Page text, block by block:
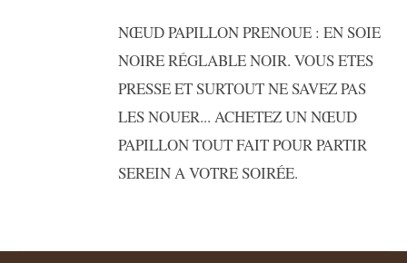
NŒUD PAPILLON PRENOUE : EN SOIE
NOIRE RÉGLABLE NOIR. VOUS ETES
PRESSE ET SURTOUT NE SAVEZ PAS
LES NOUER... ACHETEZ UN NŒUD
PAPILLON TOUT FAIT POUR PARTIR
SEREIN A VOTRE SOIRÉE.